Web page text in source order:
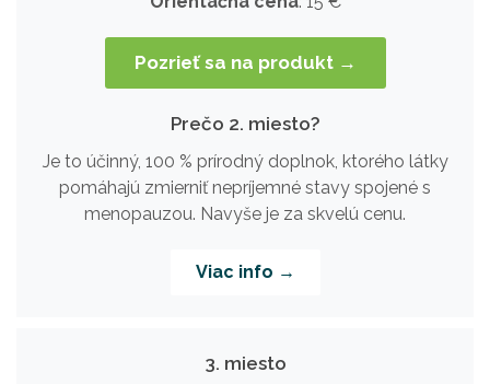
Pozrieť sa na produkt →
Prečo 2. miesto?
Je to účinný, 100 % prírodný doplnok, ktorého látky
pomáhajú zmierniť nepríjemné stavy spojené s
menopauzou. Navyše je za skvelú cenu.
Viac info →
3. miesto